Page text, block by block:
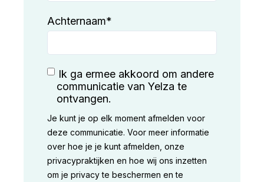
Achternaam*
Ik ga ermee akkoord om andere
communicatie van Yelza te
ontvangen.
Je kunt je op elk moment afmelden voor
deze communicatie. Voor meer informatie
over hoe je je kunt afmelden, onze
privacypraktijken en hoe wij ons inzetten
om je privacy te beschermen en te